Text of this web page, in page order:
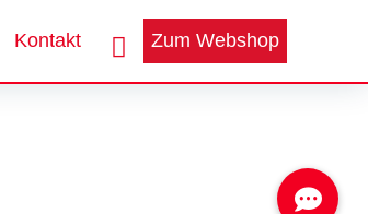
Kontakt Zum Webshop